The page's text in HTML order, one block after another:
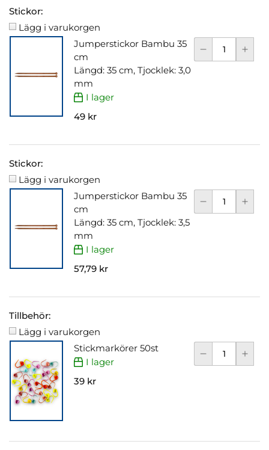
Stickor:
Lägg i varukorgen
Jumperstickor Bambu 35
cm
Längd: 35 cm, Tjocklek: 3,0
mm
I lager
49 kr
Stickor:
Lägg i varukorgen
Jumperstickor Bambu 35
cm
Längd: 35 cm, Tjocklek: 3,5
mm
I lager
57,79 kr
Tillbehör:
Lägg i varukorgen
Stickmarkörer 50st
I lager
39 kr